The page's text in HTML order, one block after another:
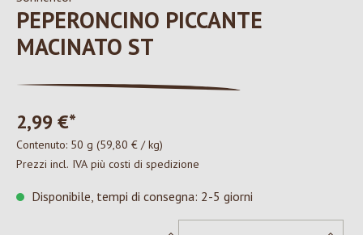
PEPERONCINO PICCANTE
MACINATO ST
2,99 €*
Contenuto: 50 g (59,80 € / kg)
Prezzi incl. IVA più costi di spedizione
Disponibile, tempi di consegna: 2-5 giorni